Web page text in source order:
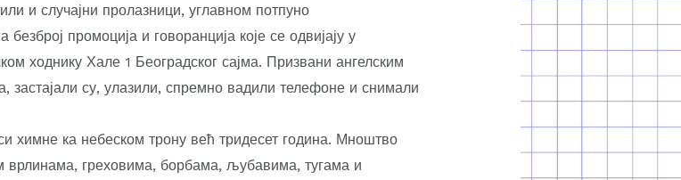
и случајни пролазници, углавном потпуно
промоција и говоранција које се одвијају у
ходнику Хале 1 Београдског сајма. Призвани ангелским
застајали су, улазили, спремно вадили телефоне и снимали
химне ка небеском трону већ тридесет година. Мноштво
врлинама, греховима, борбама, љубавима, тугама и